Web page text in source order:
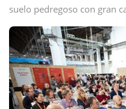
suelo pedregoso con gran